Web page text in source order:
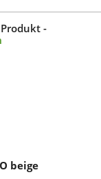
-
beige